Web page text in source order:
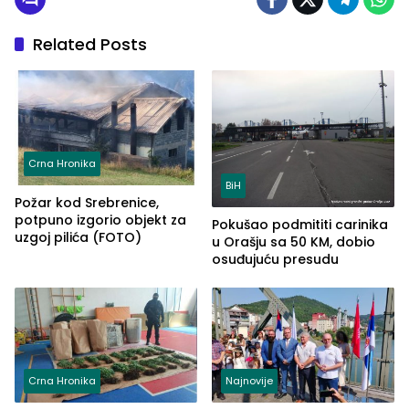
Related Posts
Crna Hronika
Požar kod Srebrenice,
potpuno izgorio objekt za
uzgoj pilića (FOTO)
BiH
Pokušao podmititi carinika
u Orašju sa 50 KM, dobio
osuđujuću presudu
Crna Hronika Najnovije